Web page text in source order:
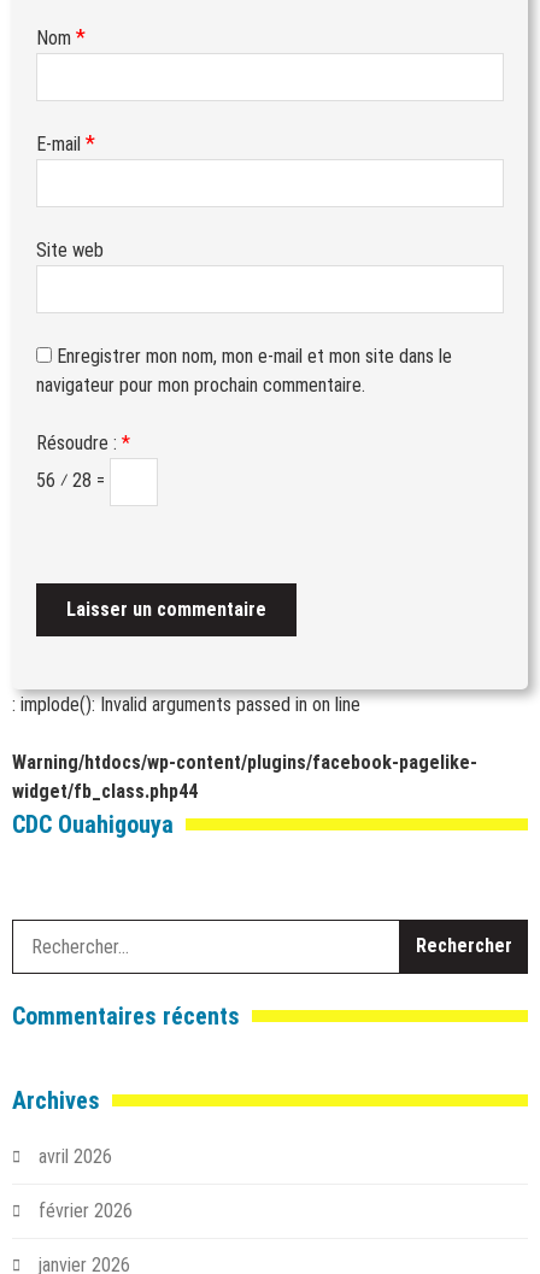
Nom *
E-mail *
Site web
Enregistrer mon nom, mon e-mail et mon site dans le
navigateur pour mon prochain commentaire.
Résoudre : *
56 ⁄ 28 =
: implode(): Invalid arguments passed inon line
Warning/htdocs/wp-content/plugins/facebook-pagelike-
widget/fb_class.php44
CDC Ouahigouya
Commentaires récents
Archives
avril 2026
février 2026
janvier 2026